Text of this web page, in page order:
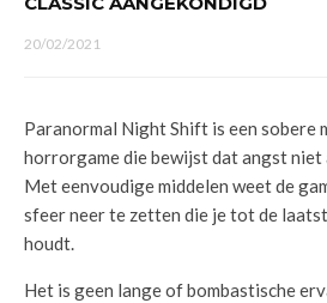
20/02/2021
Paranormal Night Shift is een sobere
horrorgame die bewijst dat angst
Met eenvoudige middelen weet de
sfeer neer te zetten die je tot de
houdt.
Het is geen lange of bombastische